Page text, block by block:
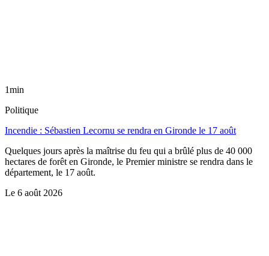
1min
Politique
Incendie : Sébastien Lecornu se rendra en Gironde le 17 août
Quelques jours après la maîtrise du feu qui a brûlé plus de 40 000
hectares de forêt en Gironde, le Premier ministre se rendra dans le
département, le 17 août.
Le 6 août 2026